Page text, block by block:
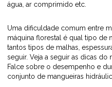
água, ar comprimido etc.
Uma dificuldade comum entre
máquina florestal é qual tipo de
tantos tipos de malhas,
seguir. Veja a seguir as dicas do
Falce sobre o desempenho e
conjunto de mangueiras